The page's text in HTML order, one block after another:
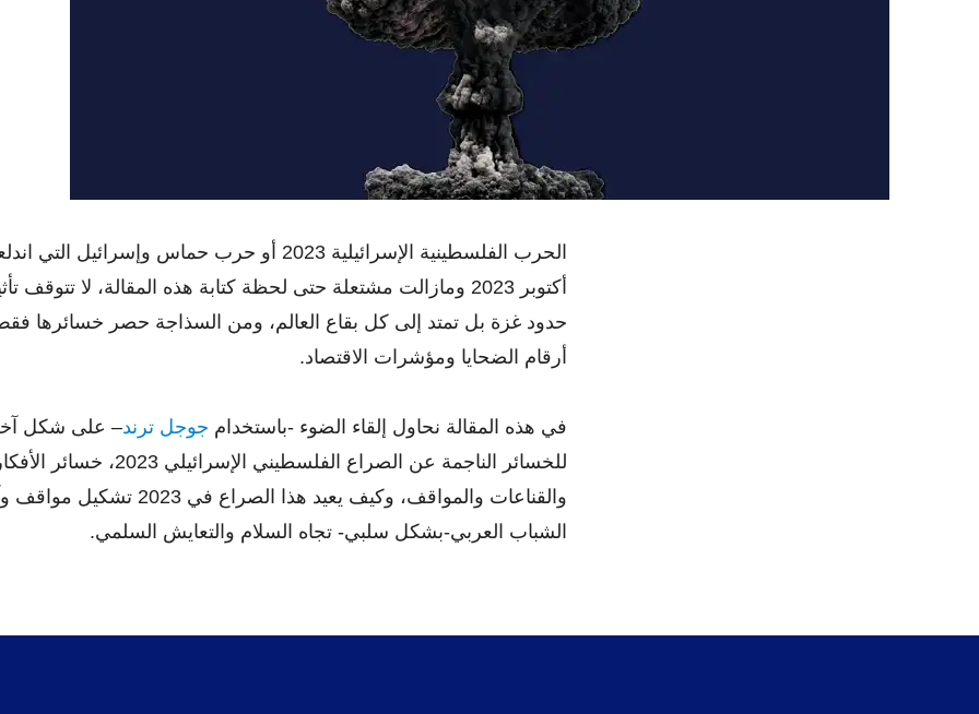
أكتوبر 2023 ومازالت مشتعلة حتى لحظة كتابة هذه المقالة، لا تتوقف
حدود غزة بل تمتد إلى كل بقاع العالم، ومن السذاجة حصر خسائرها
أرقام الضحايا ومؤشرات الاقتصاد.
في هذه المقالة نحاول إلقاء الضوء -باستخدام جوجل ترند– على شكل
للخسائر الناجمة عن الصراع الفلسطيني الإسرائيلي 2023، خسائر الأفكار
والقناعات والمواقف، وكيف يعيد هذا الصراع في 2023
الشباب العربي-بشكل سلبي- تجاه السلام والتعايش السلمي.